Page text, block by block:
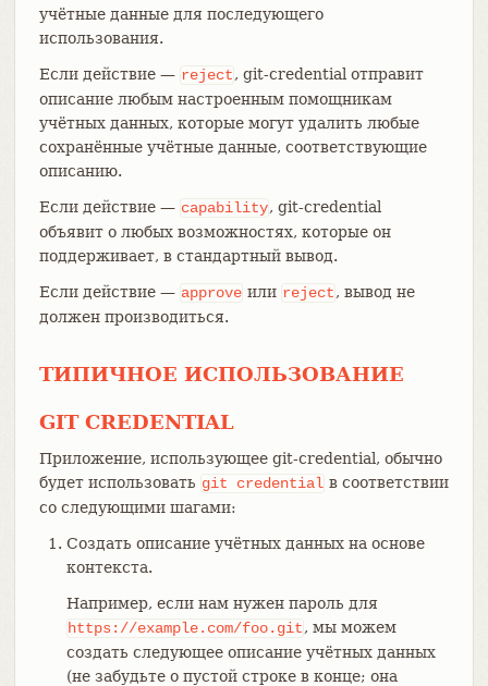
учётные данные для последующего
использования.
Если действие — reject, git-credential отправит
описание любым настроенным помощникам
учётных данных, которые могут удалить любые
сохранённые учётные данные, соответствующие
описанию.
Если действие — capability, git-credential
объявит о любых возможностях, которые он
поддерживает, в стандартный вывод.
Если действие — approve или reject, вывод не
должен производиться.
ТИПИЧНОЕ ИСПОЛЬЗОВАНИЕ
GIT CREDENTIAL
Приложение, использующее git-credential, обычно
будет использовать git credential в соответствии
со следующими шагами:
Создать описание учётных данных на основе
контекста.
Например, если нам нужен пароль для
https://example.com/foo.git, мы можем
создать следующее описание учётных данных
(не забудьте о пустой строке в конце; она